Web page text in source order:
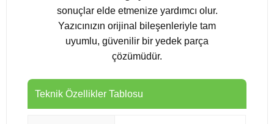
sonuçlar elde etmenize yardımcı olur.
Yazıcınızın orijinal bileşenleriyle tam
uyumlu, güvenilir bir yedek parça
çözümüdür.
Teknik Özellikler Tablosu